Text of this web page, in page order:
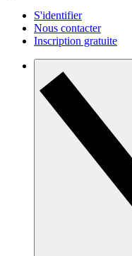
S'identifier
Nous contacter
Inscription gratuite